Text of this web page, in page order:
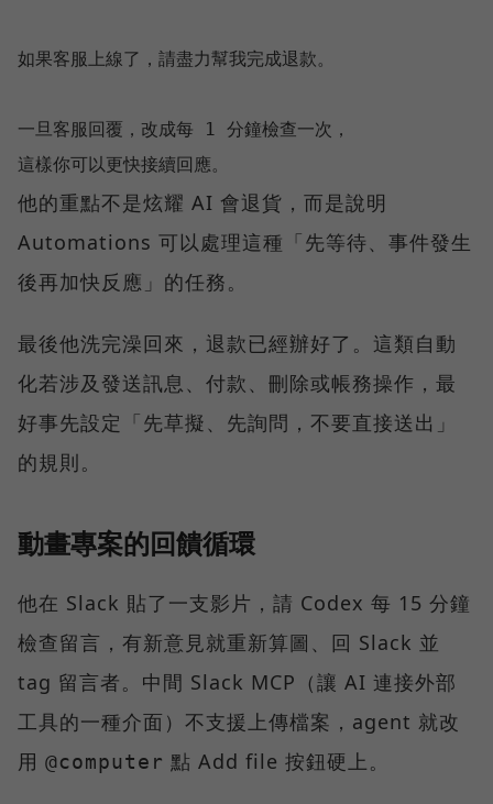
如果客服上線了，請盡力幫我完成退款。
一旦客服回覆，改成每 1 分鐘檢查一次，
他的重點不是炫耀 AI 會退貨，而是說明
Automations 可以處理這種「先等待、事件發生
後再加快反應」的任務。
最後他洗完澡回來，退款已經辦好了。這類自動
化若涉及發送訊息、付款、刪除或帳務操作，最
好事先設定「先草擬、先詢問，不要直接送出」
的規則。
動畫專案的回饋循環
他在 Slack 貼了一支影片，請 Codex 每 15 分鐘
檢查留言，有新意見就重新算圖、回 Slack 並
tag 留言者。中間 Slack MCP（讓 AI 連接外部
工具的一種介面）不支援上傳檔案，agent 就改
用 @computer 點 Add file 按鈕硬上。